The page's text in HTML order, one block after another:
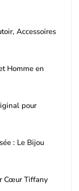
Accessoires
Homme en
pour
: Le Bijou
Cœur Tiffany